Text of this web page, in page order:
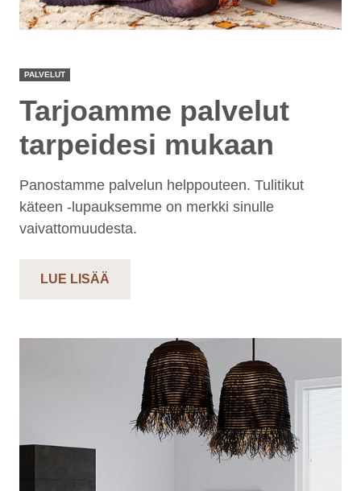
PALVELUT
Tarjoamme palvelut
tarpeidesi mukaan
Panostamme palvelun helppouteen. Tulitikut
käteen -lupauksemme on merkki sinulle
vaivattomuudesta.
LUE LISÄÄ